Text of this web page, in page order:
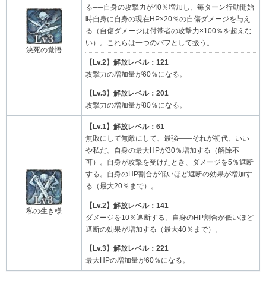
決死の覚悟
る──自身の攻撃力が40％増加し、毎ターン行動開始
時自身に自身の現在HP×20％の自傷ダメージを与え
る（自傷ダメージは付帯者の攻撃力×100％を超えな
い）。これらは一つのバフとして扱う。
【Lv.2】解放レベル：121
攻撃力の増加量が60％になる。
【Lv.3】解放レベル：201
攻撃力の増加量が80％になる。
私の生き様
【Lv.1】解放レベル：61
無敗にして無敵にして、最強――それが初代、いい
や私だ。自身の最大HPが30％増加する（解除不
可）。自身が攻撃を受けたとき、ダメージを5％遮断
する。自身のHP割合が低いほど遮断の効果が増加す
る（最大20％まで）。
【Lv.2】解放レベル：141
ダメージを10％遮断する。自身のHP割合が低いほど
遮断の効果が増加する（最大40％まで）。
【Lv.3】解放レベル：221
最大HPの増加量が60％になる。